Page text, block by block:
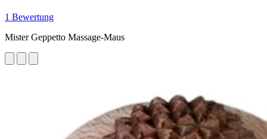
1 Bewertung
Mister Geppetto Massage-Maus